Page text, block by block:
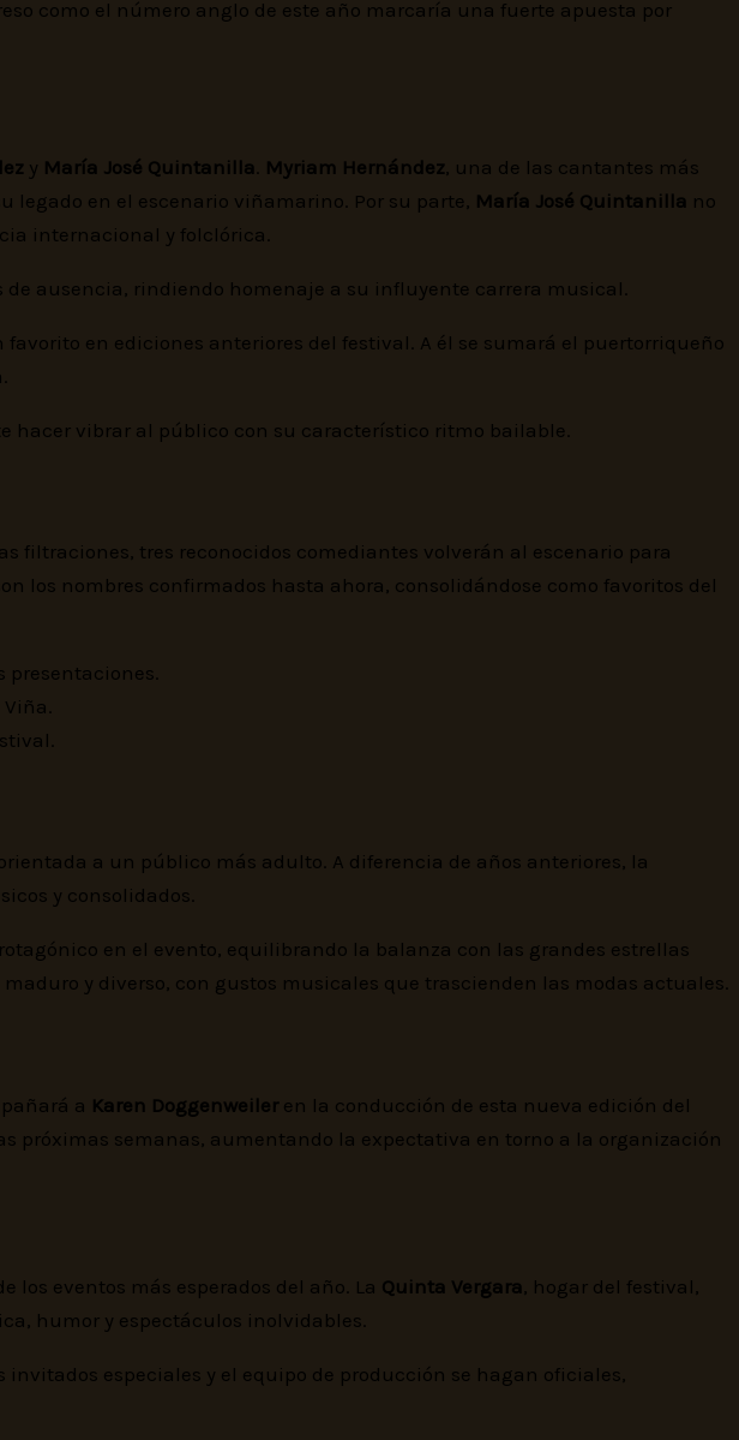
como el número anglo de este año marcaría una fuerte apuesta por
y María José Quintanilla Myriam Hernández, una de las cantantes más
legado en el escenario viñamarino. Por su parte, María José Quintanilla no
internacional y folclórica.
ausencia, rindiendo homenaje a su influyente carrera musical.
favorito en ediciones anteriores del festival. A él se sumará el puertorriqueño
hacer vibrar al público con su característico ritmo bailable.
filtraciones, tres reconocidos comediantes volverán al escenario para
los nombres confirmados hasta ahora, consolidándose como favoritos del
presentaciones.
a un público más adulto. A diferencia de años anteriores, la
y consolidados.
en el evento, equilibrando la balanza con las grandes estrellas
y diverso, con gustos musicales que trascienden las modas actuales.
a Karen Doggenweileren la conducción de esta nueva edición del
próximas semanas, aumentando la expectativa en torno a la organización
los eventos más esperados del año. La Quinta Vergara, hogar del festival,
humor y espectáculos inolvidables.
especiales y el equipo de producción se hagan oficiales,